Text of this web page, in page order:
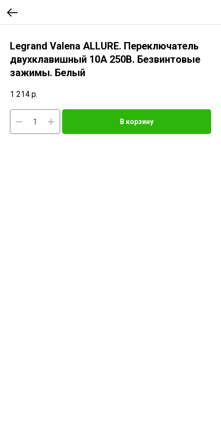
Legrand Valena ALLURE. Переключатель
двухклавишный 10А 250В. Безвинтовые
зажимы. Белый
1 214 р.
В корзину